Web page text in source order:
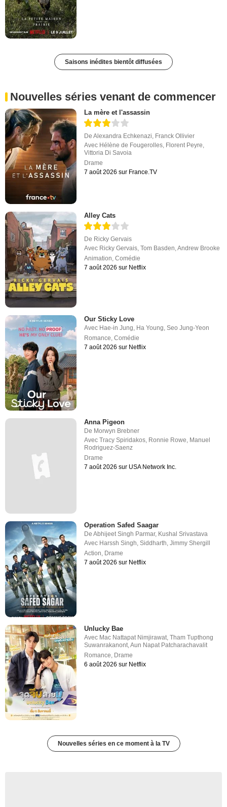
Saisons inédites bientôt diffusées
Nouvelles séries venant de commencer
La mère et l'assassin
DeAlexandra Echkenazi, Franck Ollivier
Avec Hélène de Fougerolles, Florent Peyre,
Vittoria Di Savoia
Drame
7 août 2026 sur France.TV
Alley Cats
De Ricky Gervais
Avec Ricky Gervais,Tom Basden,Andrew Brooke
Animation,Comédie
7 août 2026 sur Netflix
Our Sticky Love
Avec Hae-in Jung Ha Young ,Seo Jung-Yeon
Romance ,Comédie
7 août 2026 sur Netflix
Anna Pigeon
De Morwyn Brebner
AvecTracy Spiridakos, Ronnie Rowe, Manuel
Rodriguez-Saenz
Drame
7 août 2026 sur USA Network Inc.
Operation Safed Saagar
DeAbhijeet Singh Parmar, Kushal Srivastava
Avec Harssh Singh,Siddharth,Jimmy Shergill
Action, Drame
7 août 2026 sur Netflix
Unlucky Bae
Avec Mac Nattapat Nimjirawat ,Tham Tupthong
Suwanrakanont ,Aun Napat Patcharachavalit
Romance Drame
6 août 2026 sur Netflix
Nouvelles séries en ce moment à la TV